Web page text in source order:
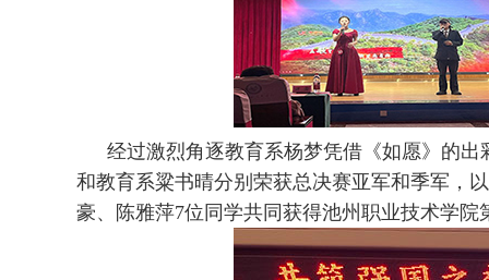
经过激烈角逐教育系杨梦凭借《如愿》的
和教育系粱书晴分别荣获总决赛亚军和季军，
豪、陈雅萍7位同学共同获得池州职业技术学院